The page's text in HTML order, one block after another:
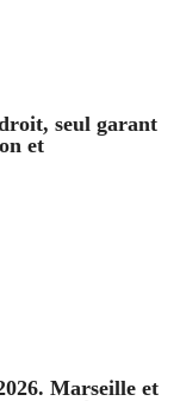
seul garant
et
Marseille et